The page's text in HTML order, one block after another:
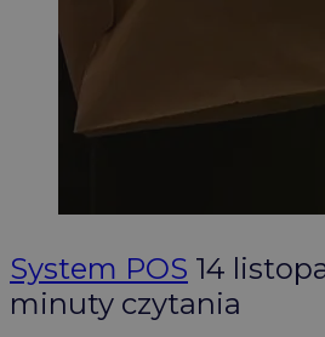
System POS 14
minuty czytania